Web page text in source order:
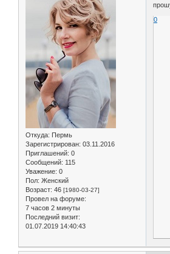
Откуда: Пермь
Зарегистрирован: 03.11.2016
Приглашений: 0
Сообщений: 115
Уважение: 0
Пол: Женский
Возраст: 46 [1980-03-27]
Провел на форуме:
7 часов 2 минуты
Последний визит:
01.07.2019 14:40:43
0